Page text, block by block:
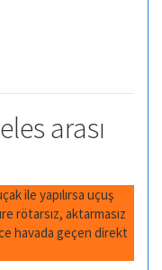
arası
ile yapılırsa uçuş
rötarsız, aktarmasız
havada geçen direkt